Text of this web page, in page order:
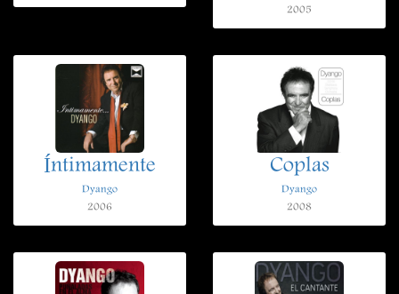
2005
Íntimamente
Dyango
2006
Coplas
Dyango
2008